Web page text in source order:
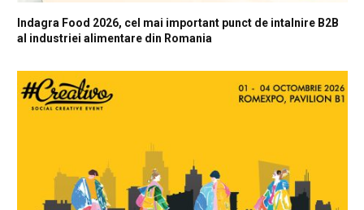
Indagra Food 2026, cel mai important punct de intalnire B2B
al industriei alimentare din Romania